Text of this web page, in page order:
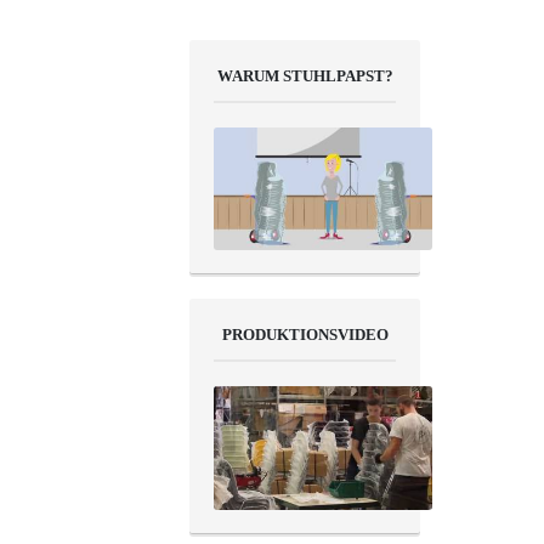
WARUM STUHLPAPST?
PRODUKTIONSVIDEO